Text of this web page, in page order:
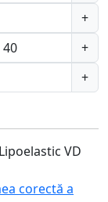
+
+
+
corectă a